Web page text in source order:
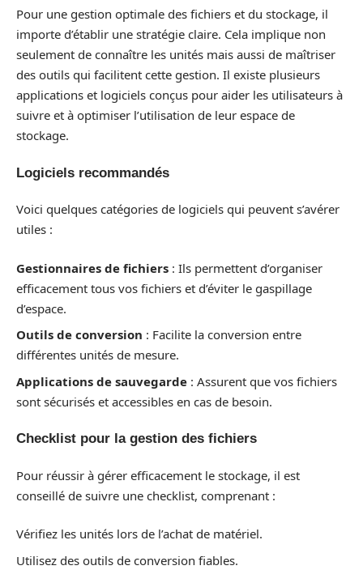
Pour une gestion optimale des fichiers et du stockage, il
importe d’établir une stratégie claire. Cela implique non
seulement de connaître les unités mais aussi de maîtriser
des outils qui facilitent cette gestion. Il existe plusieurs
applications et logiciels conçus pour aider les utilisateurs à
suivre et à optimiser l’utilisation de leur espace de
stockage.
Logiciels recommandés
Voici quelques catégories de logiciels qui peuvent s’avérer
utiles :
Gestionnaires de fichiers : Ils permettent d’organiser
efficacement tous vos fichiers et d’éviter le gaspillage
d’espace.
Outils de conversion : Facilite la conversion entre
différentes unités de mesure.
Applications de sauvegarde : Assurent que vos fichiers
sont sécurisés et accessibles en cas de besoin.
Checklist pour la gestion des fichiers
Pour réussir à gérer efficacement le stockage, il est
conseillé de suivre une checklist, comprenant :
Vérifiez les unités lors de l’achat de matériel.
Utilisez des outils de conversion fiables.